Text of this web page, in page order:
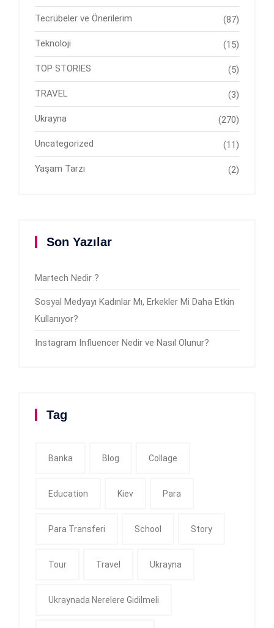
Tecrübeler ve Önerilerim (87)
Teknoloji (15)
TOP STORIES (5)
TRAVEL (3)
Ukrayna (270)
Uncategorized (11)
Yaşam Tarzı (2)
Son Yazılar
Martech Nedir ?
Sosyal Medyayı Kadınlar Mı, Erkekler Mi Daha Etkin
Kullanıyor?
Instagram Influencer Nedir ve Nasıl Olunur?
Tag
Banka Blog Collage
Education Kiev Para
Para Transferi School Story
Tour Travel Ukrayna
Ukraynada Nerelere Gidilmeli